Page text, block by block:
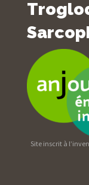
Site inscrit à